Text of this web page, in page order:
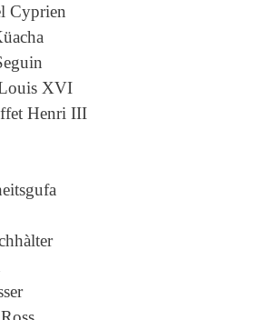
Cyprien
XVI
Henri III